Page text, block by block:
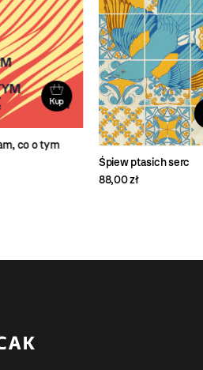
Kup
Śpiew ptasich serc